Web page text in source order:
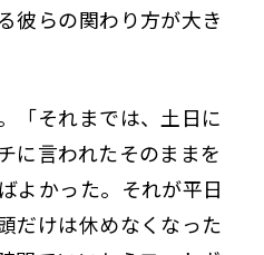
彼らの関わり方が大き
「それまでは、土日に
に言われたそのままを
よかった。それが平日
だけは休めなくなった